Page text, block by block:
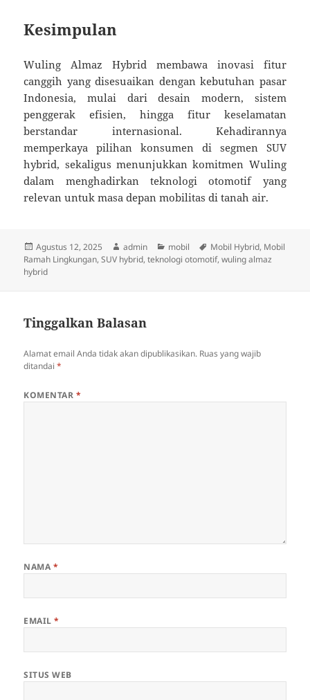
Kesimpulan
Wuling Almaz Hybrid membawa inovasi fitur
canggih yang disesuaikan dengan kebutuhan pasar
Indonesia, mulai dari desain modern, sistem
penggerak efisien, hingga fitur keselamatan
berstandar internasional. Kehadirannya
memperkaya pilihan konsumen di segmen SUV
hybrid, sekaligus menunjukkan komitmen Wuling
dalam menghadirkan teknologi otomotif yang
relevan untuk masa depan mobilitas di tanah air.
Diposkan
pada
Agustus 12, 2025 Penulis
admin Kategori
mobil Tag
Mobil Hybrid, Mobil
Ramah Lingkungan,SUV hybrid,teknologi otomotif,wuling almaz
hybrid
Tinggalkan Balasan
Alamat email Anda tidak akan dipublikasikan. Ruas yang wajib
ditandai*
KOMENTAR *
NAMA *
EMAIL*
SITUS WEB